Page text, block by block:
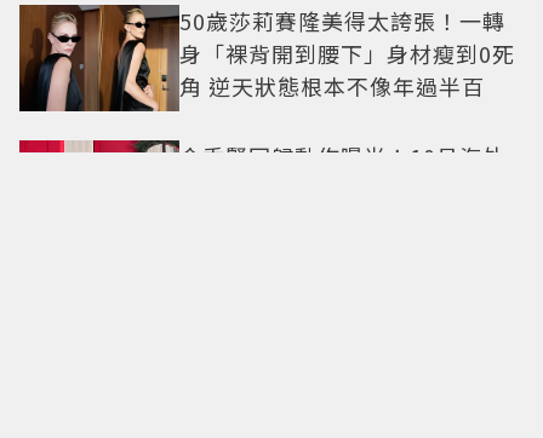
50歲莎莉賽隆美得太誇張！一轉
身「裸背開到腰下」身材瘦到0死
角 逆天狀態根本不像年過半百
金秀賢回歸動作曝光！10月海外